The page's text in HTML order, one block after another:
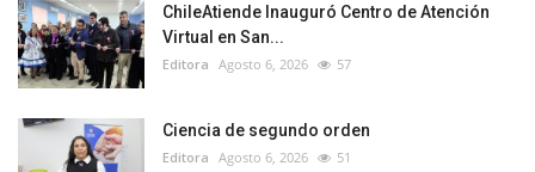
ChileAtiende Inauguró Centro de Atención
Virtual en San...
Editora Agosto 6, 2026 57
Ciencia de segundo orden
Editora Agosto 6, 2026 51